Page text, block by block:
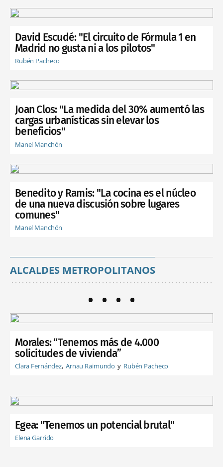
David Escudé: "El circuito de Fórmula 1 en
Madrid no gusta ni a los pilotos"
Rubén Pacheco
Joan Clos: "La medida del 30% aumentó las
cargas urbanísticas sin elevar los
beneficios"
Manel Manchón
Benedito y Ramis: "La cocina es el núcleo
de una nueva discusión sobre lugares
comunes"
Manel Manchón
ALCALDES METROPOLITANOS
Morales: “Tenemos más de 4.000
solicitudes de vivienda”
Clara Fernández Arnau Raimundo Rubén Pacheco
Egea: "Tenemos un potencial brutal"
Elena Garrido